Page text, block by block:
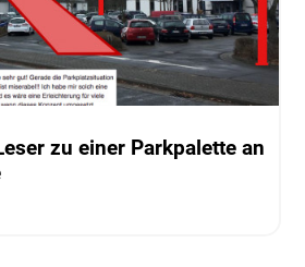
zu einer Parkpalette an